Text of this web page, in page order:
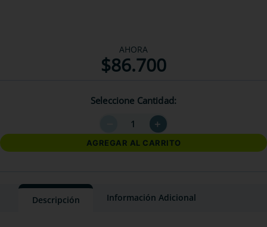
AHORA
$86.700
Seleccione Cantidad
＋
AGREGAR AL CARRITO
Descripción Información Adicional